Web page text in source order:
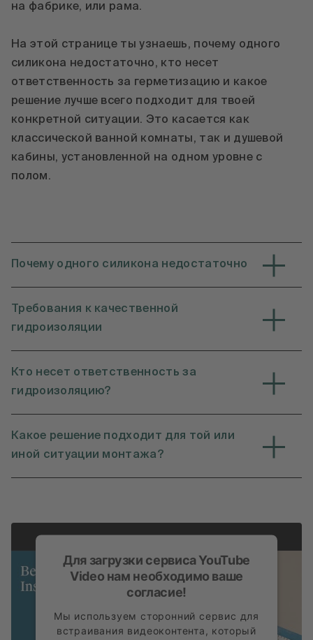
на фабрике, или рама.
На этой странице ты узнаешь, почему одного
силикона недостаточно, кто несет
ответственность за герметизацию и какое
решение лучше всего подходит для твоей
конкретной ситуации. Это касается как
классической ванной комнаты, так и душевой
кабины, установленной на одном уровне с
полом.
Почему одного силикона недостаточно
Требования к качественной
гидроизоляции
Кто несет ответственность за
гидроизоляцию?
Какое решение подходит для той или
иной ситуации монтажа?
Для загрузки сервиса YouTube
Video нам необходимо ваше
согласие!
Мы используем сторонний сервис для
встраивания видеоконтента, который